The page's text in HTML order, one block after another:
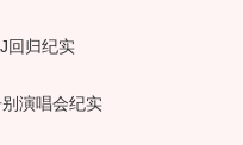
归纪实
演唱会纪实